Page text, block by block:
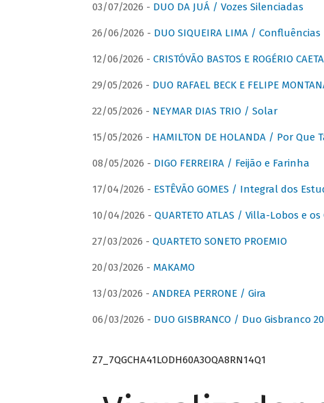
03/07/2026 - DUO DA JUÁ / Vozes Silenciadas
26/06/2026 - DUO SIQUEIRA LIMA / Confluências
12/06/2026 - CRISTÓVÃO BASTOS E ROGÉRIO
29/05/2026 - DUO RAFAEL BECK E FELIPE
22/05/2026 - NEYMAR DIAS TRIO / Solar
15/05/2026 - HAMILTON DE HOLANDA / Por Que
08/05/2026 - DIGO FERREIRA / Feijão e Farinha
17/04/2026 - ESTÊVÃO GOMES / Integral dos
10/04/2026 - QUARTETO ATLAS / Villa-Lobos e
27/03/2026 - QUARTETO SONETO PROEMIO
20/03/2026 - MAKAMO
13/03/2026 - ANDREA PERRONE / Gira
06/03/2026 - DUO GISBRANCO / Duo Gisbranco
Z7_7QGCHA41LODH60A3OQA8RN14Q1